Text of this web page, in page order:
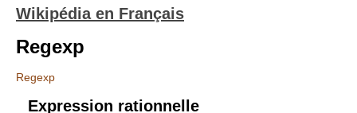
Wikipédia en Français
Regexp
Regexp
Expression rationnelle